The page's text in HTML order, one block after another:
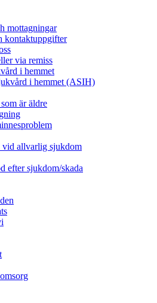
mottagningar
kontaktuppgifter
via remiss
i hemmet
i hemmet (ASIH)
är äldre
vid allvarlig sjukdom
efter sjukdom/skada